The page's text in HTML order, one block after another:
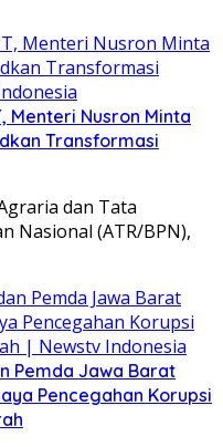
Menteri Nusron Minta
Transformasi
dan Tata
Nasional (ATR/BPN),
Pemda Jawa Barat
Pencegahan Korupsi